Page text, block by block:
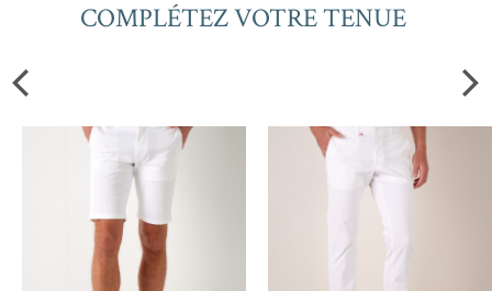
COMPLÉTEZ VOTRE TENUE